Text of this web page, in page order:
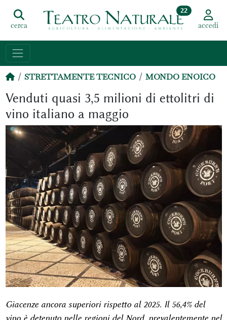
cerca
22
accedi
STRETTAMENTE TECNICO MONDO ENOICO
Venduti quasi 3,5 milioni di ettolitri di
vino italiano a maggio
Giacenze ancora superiori rispetto al 2025. Il 56,4% del
vino è detenuto nelle regioni del Nord, prevalentemente nel